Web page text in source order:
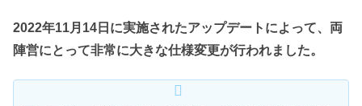
2022年11月14日に実施されたアップデートによって、両
陣営にとって非常に大きな仕様変更が行われました。